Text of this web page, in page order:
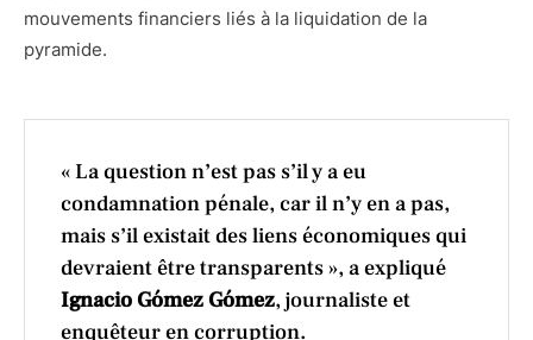
mouvements financiers liés à la liquidation de la
pyramide.
« La question n’est pas s’il y a eu
condamnation pénale, car il n’y en a pas,
mais s’il existait des liens économiques qui
devraient être transparents », a expliqué
Ignacio Gómez Gómez, journaliste et
enquêteur en corruption.